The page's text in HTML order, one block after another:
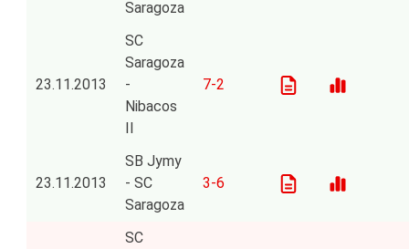
Saragoza
23.11.2013
SC
Saragoza
-
Nibacos
II
7-2
23.11.2013
SB Jymy
- SC
Saragoza
3-6
SC